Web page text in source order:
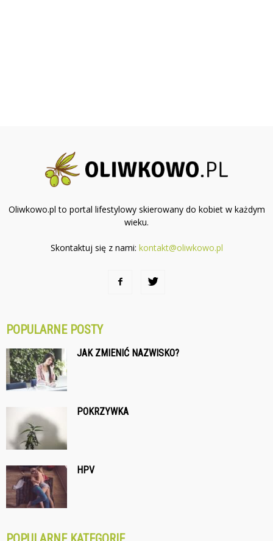
Oliwkowo.pl to portal lifestylowy skierowany do kobiet w każdym
wieku.
Skontaktuj się z nami: kontakt@oliwkowo.pl
POPULARNE POSTY
JAK ZMIENIĆ NAZWISKO?
POKRZYWKA
HPV